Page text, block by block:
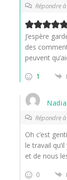
Répondre à
J’espère
des
peuvent
1
Nadia
Répondre à
Oh c’est
le travail
et de nous
0